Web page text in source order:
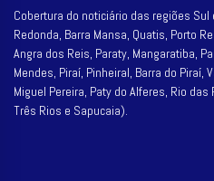
Cobertura do noticiário das regiões
Redonda, Barra Mansa, Quatis, Porto
Angra dos Reis, Paraty, Mangaratiba,
Mendes, Piraí, Pinheiral, Barra do Piraí,
Miguel Pereira, Paty do Alferes, Rio
Três Rios e Sapucaia).